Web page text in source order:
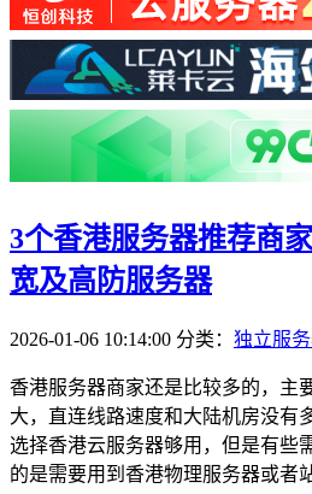
3个香港服务器推荐商
宽及高防服务器
2026-01-06 10:14:00 分类： 独立服
香港服务器商家还是比较多的，主
大，直连线路速度和大陆机房没有
选择香港云服务器够用，但是有些
的是需要用到香港物理服务器或者